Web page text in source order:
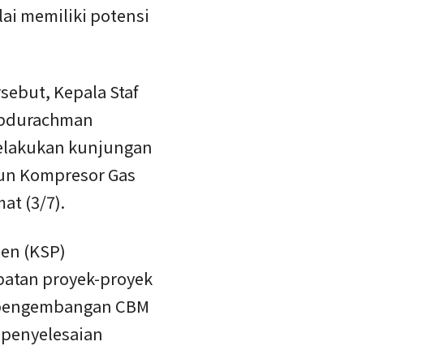
memiliki potensi
Kepala Staf
kunjungan
Kompresor Gas
(3/7).
(KSP)
proyek-proyek
CBM